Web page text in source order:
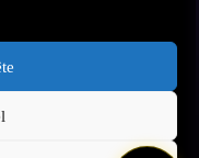
d’Utilisation (CGV-